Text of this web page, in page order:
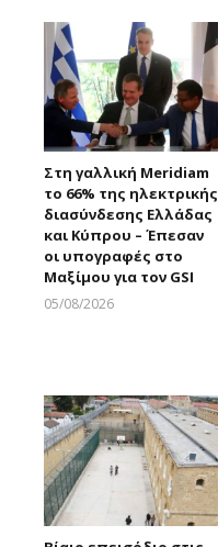
Στη γαλλική Meridiam
το 66% της ηλεκτρικής
διασύνδεσης Ελλάδας
και Κύπρου – Έπεσαν
οι υπογραφές στο
Μαξίμου για τον GSI
05/08/2026